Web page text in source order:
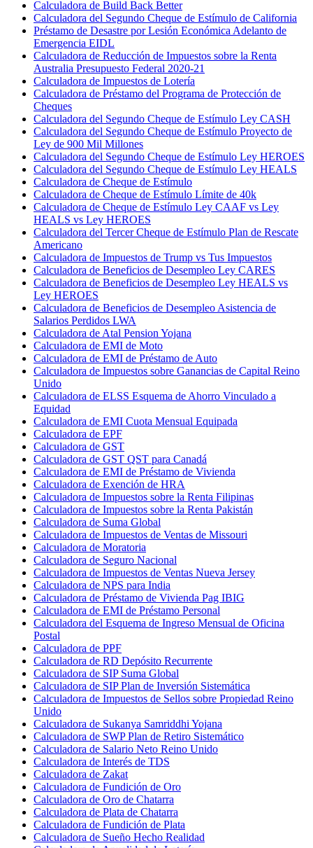
Calculadora de Build Back Better
Calculadora del Segundo Cheque de Estímulo de California
Préstamo de Desastre por Lesión Económica Adelanto de
Emergencia EIDL
Calculadora de Reducción de Impuestos sobre la Renta
Australia Presupuesto Federal 2020-21
Calculadora de Impuestos de Lotería
Calculadora de Préstamo del Programa de Protección de
Cheques
Calculadora del Segundo Cheque de Estímulo Ley CASH
Calculadora del Segundo Cheque de Estímulo Proyecto de
Ley de 900 Mil Millones
Calculadora del Segundo Cheque de Estímulo Ley HEROES
Calculadora del Segundo Cheque de Estímulo Ley HEALS
Calculadora de Cheque de Estímulo
Calculadora de Cheque de Estímulo Límite de 40k
Calculadora de Cheque de Estímulo Ley CAAF vs Ley
HEALS vs Ley HEROES
Calculadora del Tercer Cheque de Estímulo Plan de Rescate
Americano
Calculadora de Impuestos de Trump vs Tus Impuestos
Calculadora de Beneficios de Desempleo Ley CARES
Calculadora de Beneficios de Desempleo Ley HEALS vs
Ley HEROES
Calculadora de Beneficios de Desempleo Asistencia de
Salarios Perdidos LWA
Calculadora de Atal Pension Yojana
Calculadora de EMI de Moto
Calculadora de EMI de Préstamo de Auto
Calculadora de Impuestos sobre Ganancias de Capital Reino
Unido
Calculadora de ELSS Esquema de Ahorro Vinculado a
Equidad
Calculadora de EMI Cuota Mensual Equipada
Calculadora de EPF
Calculadora de GST
Calculadora de GST QST para Canadá
Calculadora de EMI de Préstamo de Vivienda
Calculadora de Exención de HRA
Calculadora de Impuestos sobre la Renta Filipinas
Calculadora de Impuestos sobre la Renta Pakistán
Calculadora de Suma Global
Calculadora de Impuestos de Ventas de Missouri
Calculadora de Moratoria
Calculadora de Seguro Nacional
Calculadora de Impuestos de Ventas Nueva Jersey
Calculadora de NPS para India
Calculadora de Préstamo de Vivienda Pag IBIG
Calculadora de EMI de Préstamo Personal
Calculadora del Esquema de Ingreso Mensual de Oficina
Postal
Calculadora de PPF
Calculadora de RD Depósito Recurrente
Calculadora de SIP Suma Global
Calculadora de SIP Plan de Inversión Sistemática
Calculadora de Impuestos de Sellos sobre Propiedad Reino
Unido
Calculadora de Sukanya Samriddhi Yojana
Calculadora de SWP Plan de Retiro Sistemático
Calculadora de Salario Neto Reino Unido
Calculadora de Interés de TDS
Calculadora de Zakat
Calculadora de Fundición de Oro
Calculadora de Oro de Chatarra
Calculadora de Plata de Chatarra
Calculadora de Fundición de Plata
Calculadora de Sueño Hecho Realidad